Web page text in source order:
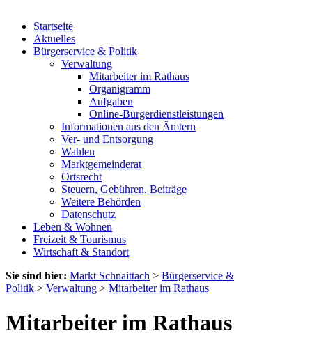
Startseite
Aktuelles
Bürgerservice & Politik
Verwaltung
Mitarbeiter im Rathaus
Organigramm
Aufgaben
Online-Bürgerdienstleistungen
Informationen aus den Ämtern
Ver- und Entsorgung
Wahlen
Marktgemeinderat
Ortsrecht
Steuern, Gebühren, Beiträge
Weitere Behörden
Datenschutz
Leben & Wohnen
Freizeit & Tourismus
Wirtschaft & Standort
Sie sind hier: Markt Schnaittach > Bürgerservice &
Politik > Verwaltung > Mitarbeiter im Rathaus
Mitarbeiter im Rathaus